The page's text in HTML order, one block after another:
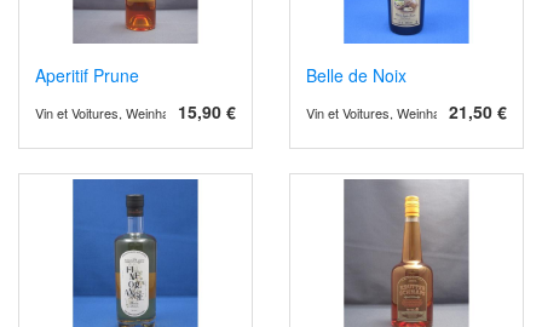
Aperitif Prune
15,90 €
Vin et Voitures, Weinhandel und Weinimport
Belle de Noix
21,50 €
Vin et Voitures, Weinhandel und